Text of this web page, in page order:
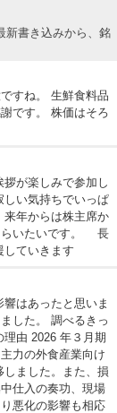
新書き込みから、銘
すね。 生鮮食料品
です。 株価はそろ
が楽しみで参加し
い気持ちでいっぱ
年からは株主席か
らいたいです。 長
していきます
はあったと思いま
した。 調べるきっ
由 2026 年３月期
力の外食産業向け
ました。また、損
仕入の奏功、現場
悪化の影響も相応